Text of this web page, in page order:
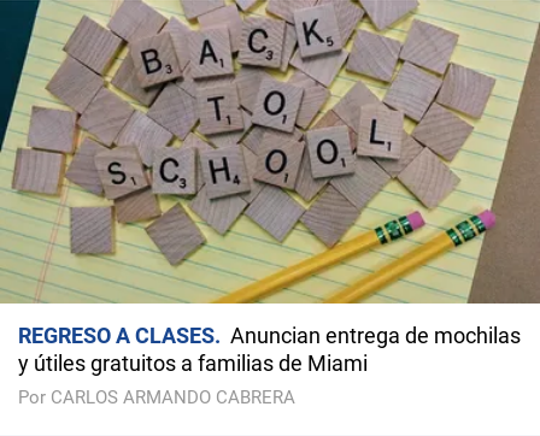
REGRESO A CLASES
Anuncian entrega de mochilas
y útiles gratuitos a familias de Miami
Por CARLOS ARMANDO CABRERA